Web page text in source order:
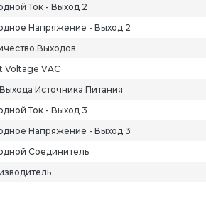
Ток - Выход 2
Напряжение - Выход 2
Выходов
Voltage VAC
Источника Питания
Ток - Выход 3
Напряжение - Выход 3
Соединитель